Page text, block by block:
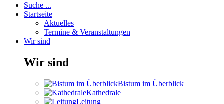
Suche ...
Startseite
Aktuelles
Termine & Veranstaltungen
Wir sind
Wir sind
Bistum im Überblick
Kathedrale
Leitung